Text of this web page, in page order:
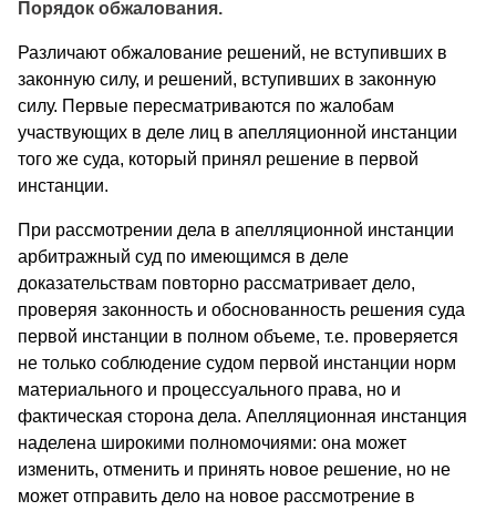
Порядок обжалования.
Различают обжалование решений, не вступивших в
законную силу, и решений, вступивших в законную
силу. Первые пересматриваются по жалобам
участвующих в деле лиц в апелляционной инстанции
того же суда, который принял решение в первой
инстанции.
При рассмотрении дела в апелляционной инстанции
арбитражный суд по имеющимся в деле
доказательствам повторно рассматривает дело,
проверяя законность и обоснованность решения суда
первой инстанции в полном объеме, т.е. проверяется
не только соблюдение судом первой инстанции норм
материального и процессуального права, но и
фактическая сторона дела. Апелляционная инстанция
наделена широкими полномочиями: она может
изменить, отменить и принять новое решение, но не
может отправить дело на новое рассмотрение в